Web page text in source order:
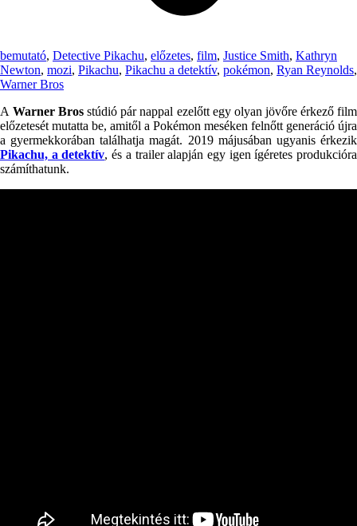
bemutató, Detective Pikachu, előzetes, film, Justice Smith, Kathryn
Newton, mozi, Pikachu, Pikachu a detektív, pokémon, Ryan Reynolds,
Warner Bros
A Warner Bros stúdió pár nappal ezelőtt egy olyan jövőre érkező film
előzetesét mutatta be, amitől a Pokémon meséken felnőtt generáció újra
a gyermekkorában találhatja magát. 2019 májusában ugyanis érkezik
Pikachu, a detektív, és a trailer alapján egy igen ígéretes produkcióra
számíthatunk.